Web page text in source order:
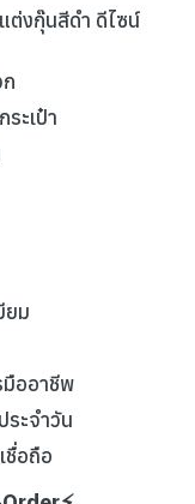
ต่งกุ๊นสีดำ ดีไซน์
ะเป๋า
ยม
มืออาชีพ
ระจำวัน
ชื่อถือ